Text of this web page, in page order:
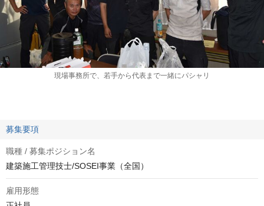
現場事務所で、若手から代表まで一緒にパシャリ
募集要項
職種 / 募集ポジション名
建築施工管理技士/SOSEI事業（全国）
雇用形態